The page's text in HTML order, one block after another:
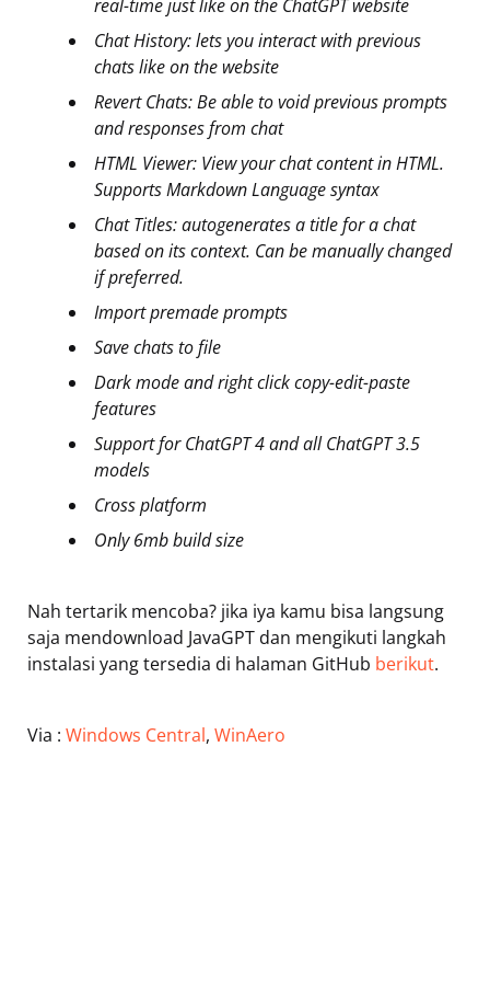
real-time just like on the ChatGPT website
Chat History: lets you interact with previous
chats like on the website
Revert Chats: Be able to void previous prompts
and responses from chat
HTML Viewer: View your chat content in HTML.
Supports Markdown Language syntax
Chat Titles: autogenerates a title for a chat
based on its context. Can be manually changed
if preferred.
Import premade prompts
Save chats to file
Dark mode and right click copy-edit-paste
features
Support for ChatGPT 4 and all ChatGPT 3.5
models
Cross platform
Only 6mb build size
Nah tertarik mencoba? jika iya kamu bisa langsung
saja mendownload JavaGPT dan mengikuti langkah
instalasi yang tersedia di halaman GitHub berikut.
Via : Windows Central, WinAero